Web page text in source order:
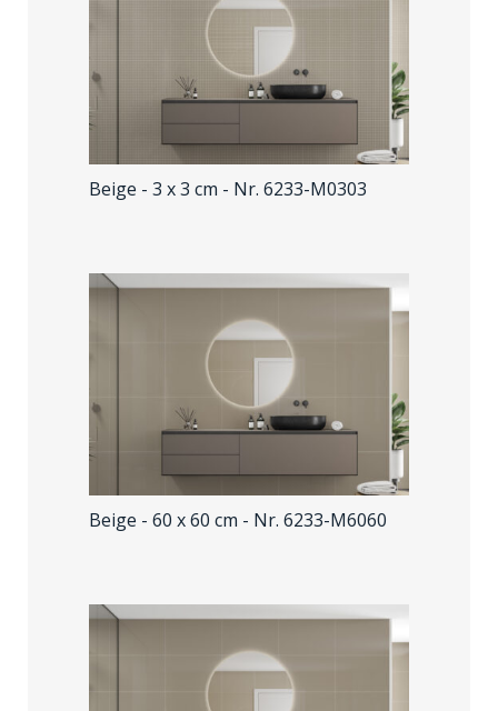
Beige - 3 x 3 cm - Nr. 6233-M0303
Beige - 60 x 60 cm - Nr. 6233-M6060